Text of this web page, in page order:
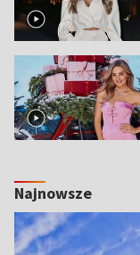
Najnowsze